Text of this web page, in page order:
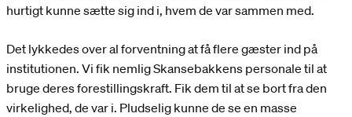
hurtigt kunne sætte sig ind i, hvem de var sammen med.
Det lykkedes over al forventning at få flere gæster ind på
institutionen. Vi fik nemlig Skansebakkens personale til at
bruge deres forestillingskraft. Fik dem til at se bort fra den
virkelighed, de var i. Pludselig kunne de se en masse